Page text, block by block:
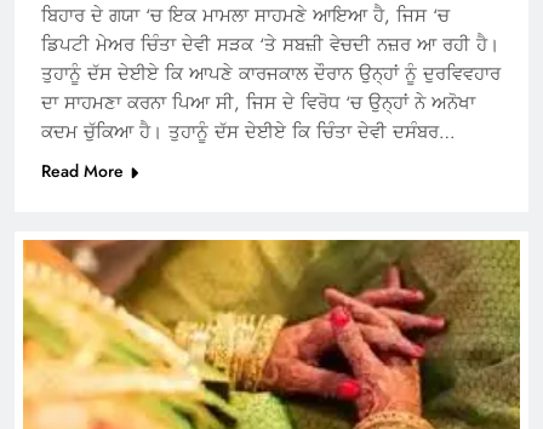
ਬਿਹਾਰ ਦੇ ਗਯਾ ‘ਚ ਇਕ ਮਾਮਲਾ ਸਾਹਮਣੇ ਆਇਆ ਹੈ, ਜਿਸ ‘ਚ
ਡਿਪਟੀ ਮੇਅਰ ਚਿੰਤਾ ਦੇਵੀ ਸੜਕ ‘ਤੇ ਸਬਜ਼ੀ ਵੇਚਦੀ ਨਜ਼ਰ ਆ ਰਹੀ ਹੈ।
ਤੁਹਾਨੂੰ ਦੱਸ ਦੇਈਏ ਕਿ ਆਪਣੇ ਕਾਰਜਕਾਲ ਦੌਰਾਨ ਉਨ੍ਹਾਂ ਨੂੰ ਦੁਰਵਿਵਹਾਰ
ਦਾ ਸਾਹਮਣਾ ਕਰਨਾ ਪਿਆ ਸੀ, ਜਿਸ ਦੇ ਵਿਰੋਧ ‘ਚ ਉਨ੍ਹਾਂ ਨੇ ਅਨੋਖਾ
ਕਦਮ ਚੁੱਕਿਆ ਹੈ। ਤੁਹਾਨੂੰ ਦੱਸ ਦੇਈਏ ਕਿ ਚਿੰਤਾ ਦੇਵੀ ਦਸੰਬਰ…
Read More